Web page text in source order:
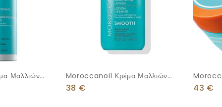
Μαλλιών
Moroccanoil Κρέμα Μαλλιών
Smooth 300ml
38 € 43 €